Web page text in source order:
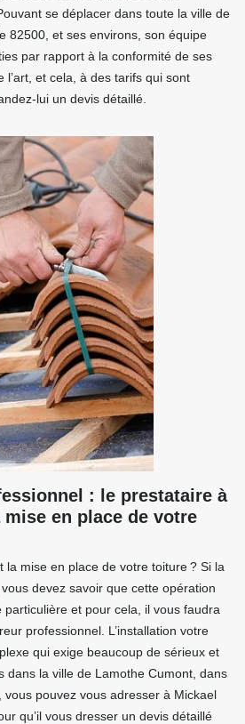
se déplacer dans toute la ville de
82500, et ses environs, son équipe
par rapport à la conformité de ses
l’art, et cela, à des tarifs qui sont
lui un devis détaillé.
: le prestataire à
en place de votre
la mise en place de votre toiture ? Si la
devez savoir que cette opération
et pour cela, il vous faudra
professionnel. L’installation votre
qui exige beaucoup de sérieux et
dans la ville de Lamothe Cumont, dans
vous pouvez vous adresser à Mickael
qu’il vous dresser un devis détaillé